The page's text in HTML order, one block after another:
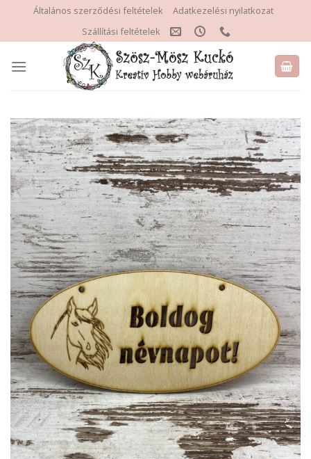
content
Általános szerződési feltételek
Adatkezelési nyilatkozat
Szállítási feltételek